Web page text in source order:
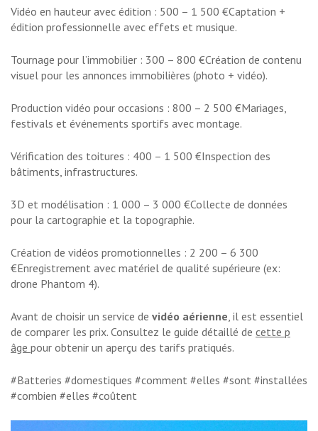
Vidéo en hauteur avec édition : 500 – 1 500 €Captation +
édition professionnelle avec effets et musique.
Tournage pour l’immobilier : 300 – 800 €Création de contenu
visuel pour les annonces immobilières (photo + vidéo).
Production vidéo pour occasions : 800 – 2 500 €Mariages,
festivals et événements sportifs avec montage.
Vérification des toitures : 400 – 1 500 €Inspection des
bâtiments, infrastructures.
3D et modélisation : 1 000 – 3 000 €Collecte de données
pour la cartographie et la topographie.
Création de vidéos promotionnelles : 2 200 – 6 300
€Enregistrement avec matériel de qualité supérieure (ex:
drone Phantom 4).
Avant de choisir un service de vidéo aérienne, il est essentiel
de comparer les prix. Consultez le guide détaillé de cette p
âge pour obtenir un aperçu des tarifs pratiqués.
#Batteries #domestiques #comment #elles #sont #installées
#combien #elles #coûtent